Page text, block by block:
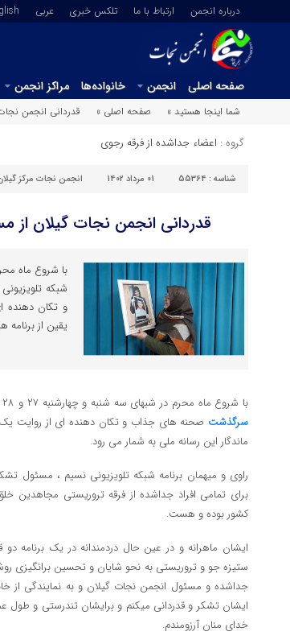
درباره انجمن ارتباط با ما تلکس خبری عربي
صفحه اصلی انجمن خانواده‌ها مراکز انجمن
شما اینجا هستید »
صفحه اصلی » قدردانی انجمن
گروه : اعضاء جداشده از فرقه رجوی
شناسه : 55364 01 مرداد 1402 انجمن نجات مرکز
قدردانی انجمن نجات گیلان
شبکه
و تکان دهنده
یقین از برنامه
با شروع ماه محرم در شبهای سه شنبه و چهارشنبه ۲۷ و ۲۸ تیرماه ۱۴۰۲ در شبکه تلویزیونی نسیم برنامه ای با عنوان
سرگذشت صحنه های جذاب و تکان دهنده ای از روایت یک
ماندگار این رسانه ملی به شمار می رود.
راوی و میهمان برنامه شبکه تلویزیونی نسیم ، مسئول
برای تمامی افراد جداشده از فرقه تروریستی مجاهدین
کشور بوده و هست.
ایشان ماهرانه و در عین حال دردمندانه در یک برنامه
ستیزه جو و تروریستی به نحو شایان و تحسین برانگیزی
جداشده و مسئول انجمن نجات گیلان و به نمایندگی از
ایشان تشکر و قدردانی میکنم و برایشان تندرستی و طول
خدای منان آرزومندم.